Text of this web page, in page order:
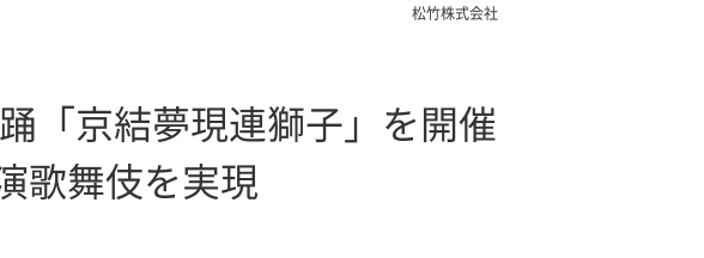
松竹株式会社
「京結夢現連獅子」を開催
歌舞伎を実現